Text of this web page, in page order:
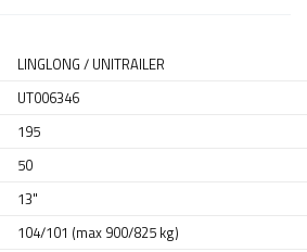
LINGLONG / UNITRAILER
UT006346
195
50
13"
104/101 (max 900/825 kg)